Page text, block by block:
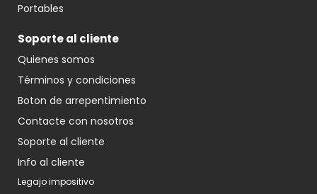
Portables
Soporte al cliente
Quienes somos
Términos y condiciones
Boton de arrepentimiento
Contacte con nosotros
Soporte al cliente
Info al cliente
Legajo impositivo